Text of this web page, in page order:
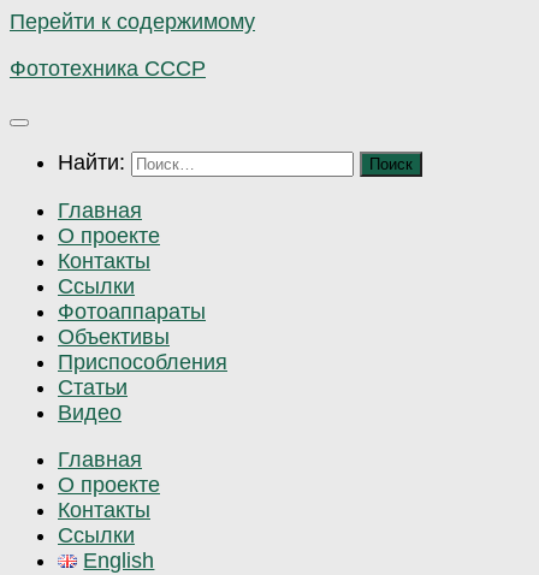
Перейти к содержимому
Фототехника СССР
Найти:
Главная
О проекте
Контакты
Ссылки
Фотоаппараты
Объективы
Приспособления
Статьи
Видео
Главная
О проекте
Контакты
Ссылки
English